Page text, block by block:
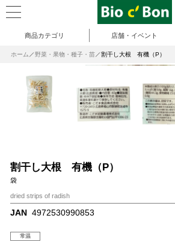
商品カテゴリ 店舗・イベント
ホーム 野菜・果物・種子・苗 割干し大根 有機（P）
割干し大根 有機（P）
袋
dried strips of radish
JAN 4972530990853
常温